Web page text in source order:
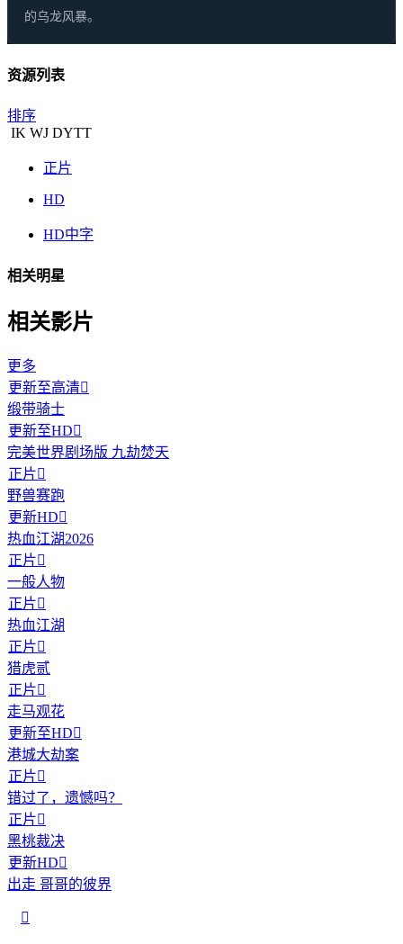
的乌龙风暴。
资源列表
排序
IK WJ DYTT
正片
HD
HD中字
相关明星
相关影片
更多
更新至高清
缎带骑士
更新至HD
完美世界剧场版 九劫焚天
正片
野兽赛跑
更新HD
热血江湖2026
正片
一般人物
正片
热血江湖
正片
猎虎贰
正片
走马观花
更新至HD
港城大劫案
正片
错过了，遗憾吗？
正片
黑桃裁决
更新HD
出走 哥哥的彼界
